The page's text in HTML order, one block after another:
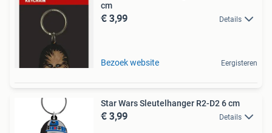
cm
€ 3,99 Details
Bezoek website Eergisteren
Star Wars Sleutelhanger R2-D2 6 cm
€ 3,99 Details